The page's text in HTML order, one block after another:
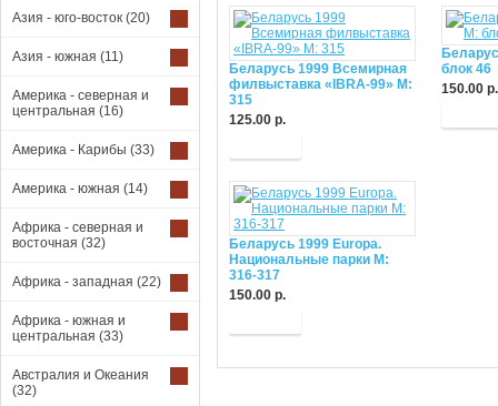
Азия - юго-восток (20)
Азия - южная (11)
Америка - северная и
центральная (16)
Америка - Карибы (33)
Америка - южная (14)
Африка - северная и
восточная (32)
Африка - западная (22)
Африка - южная и
центральная (33)
Австралия и Океания
(32)
Беларусь 1999 Всемирная
филвыставка «IBRA-99» М:
315
125.00 р.
блок 46
150.00 р.
Беларусь 1999 Europa.
Национальные парки М:
316-317
150.00 р.